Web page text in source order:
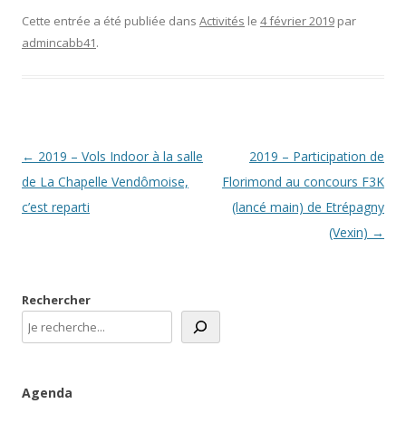
Cette entrée a été publiée dans Activités le 4 février 2019 par
admincabb41.
Navigation
des
articles
← 2019 – Vols Indoor à la salle
de La Chapelle Vendômoise,
c’est reparti
2019 – Participation de
Florimond au concours F3K
(lancé main) de Etrépagny
(Vexin) →
Rechercher
Agenda